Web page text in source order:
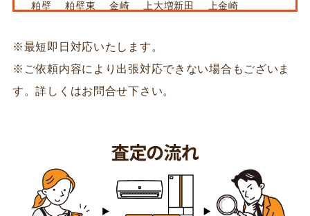
粕壁 粕壁東 金崎 上大増新田
上金崎
小平
サ行
栄町 下大増新田 下吉妻
武里中野 銚子口 豊野町
ナ行
※最短即日対応いたします。
※ご依頼内容により出張対応できない場合もございま
す。詳しくはお問合せ下さい。